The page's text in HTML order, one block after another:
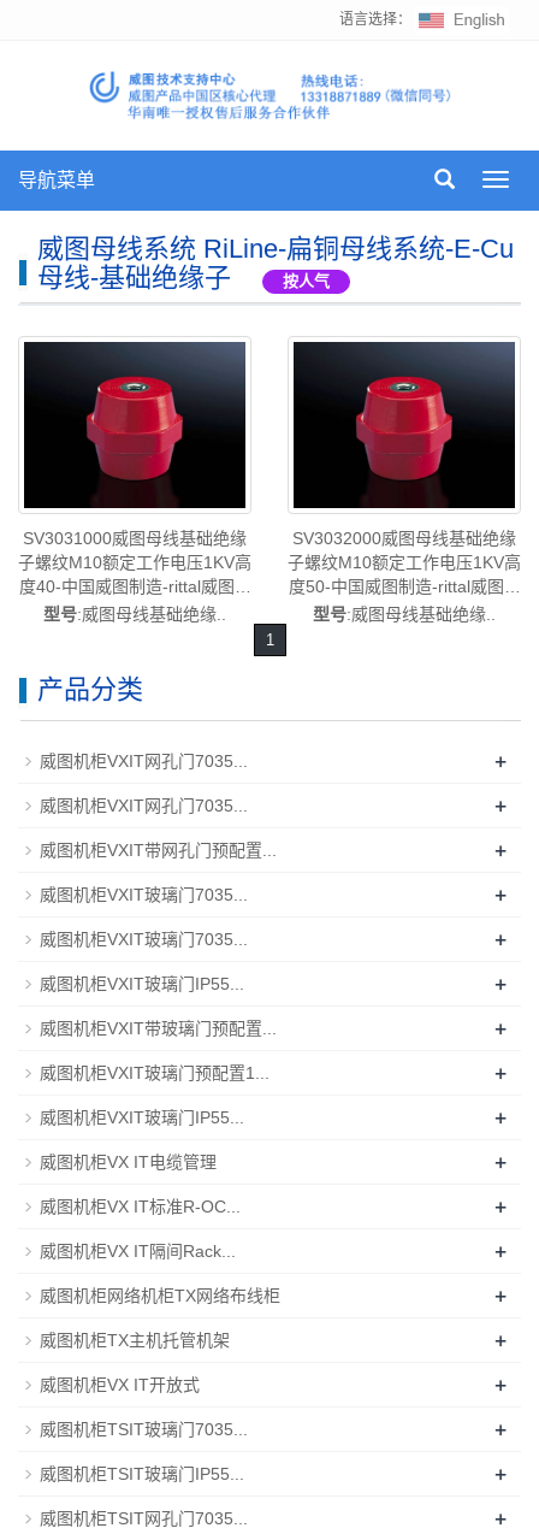
语言选择：
导航菜单
威图母线系统 RiLine-扁铜母线系统-E-Cu
母线-基础绝缘子
按人气
SV3031000威图母线基础绝缘
子螺纹M10额定工作电压1KV高
度40-中国威图制造-rittal威图空
调维修威图电柜威图风扇威图
型号:威图母线基础绝缘..
SV3032000威图母线基础绝缘
子螺纹M10额定工作电压1KV高
度50-中国威图制造-rittal威图空
调维修威图电柜威图风扇威图
型号:威图母线基础绝缘..
1
产品分类
威图机柜VXIT网孔门7035... +
威图机柜VXIT网孔门7035... +
威图机柜VXIT带网孔门预配置... +
威图机柜VXIT玻璃门7035... +
威图机柜VXIT玻璃门7035... +
威图机柜VXIT玻璃门IP55... +
威图机柜VXIT带玻璃门预配置... +
威图机柜VXIT玻璃门预配置1... +
威图机柜VXIT玻璃门IP55... +
威图机柜VX IT电缆管理 +
威图机柜VX IT标准R-OC... +
威图机柜VX IT隔间Rack... +
威图机柜网络机柜TX网络布线柜 +
威图机柜TX主机托管机架 +
威图机柜VX IT开放式 +
威图机柜TSIT玻璃门7035... +
威图机柜TSIT玻璃门IP55... +
威图机柜TSIT网孔门7035... +